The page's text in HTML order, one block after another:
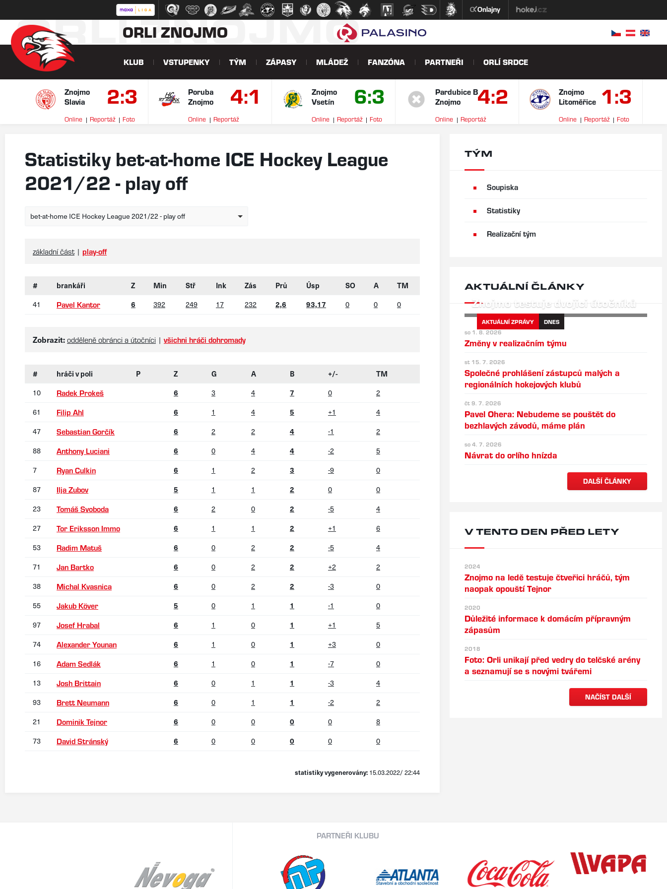
ORLI ZNOJMO
ORLI ZNOJMO
KLUB VSTUPENKY TÝM ZÁPASY MLÁDEŽ FANZÓNA PARTNEŘI ORLÍ SRDCE
Znojmo
Slavia
2:3
Online Reportáž Foto
Poruba
Znojmo
4:1
Online Reportáž
Znojmo
Vsetín
6:3
Online Reportáž Foto
Pardubice B
Znojmo
4:2
Online
Reportáž
Znojmo
Litoměřice 1:3
Online Reportáž Foto
Statistiky bet-at-home ICE Hockey League
2021/22 - play off
bet-at-home ICE Hockey League 2021/22 - play off
základní část| play-off
# brankáři Z Min Stř Ink Zás Prů Úsp SO A
TM
41
Pavel Kantor 6 392 249 17 232 2,6 93,17 0 0 0
Zobrazit:odděleně obránci a útočníci | všichni hráči dohromady
# hráči v poli P Z G A B +/-
TM
10
Radek Prokeš 6 3 4 7 0
2
61
Filip Ahl 6 1 4 5 +1
4
47
Sebastian Gorčík 6 2 2 4 -1
2
88
Anthony Luciani 6 0 4 4 -2
5
7
Ryan Culkin 6 1 2 3 -9
0
87
Ilja Zubov 5 1 1 2 0
0
23
Tomáš Svoboda 6 2 0 2 -5
4
27
Tor Eriksson Immo 6 1 1 2 +1
6
53
Radim Matuš 6 0 2 2 -5
4
71
Jan Bartko 6 0 2 2 +2
2
38
Michal Kvasnica 6 0 2 2 -3
0
55
Jakub Köver 5 0 1 1 -1
0
97
Josef Hrabal 6 1 0 1 +1
5
74
Alexander Younan 6 1 0 1 +3
0
16
Adam Sedlák 6 1 0 1 -7
0
13
Josh Brittain 6 0 1 1 -3
4
93
Brett Neumann 6 0 1 1 -2
2
21
Dominik Tejnor 6 0 0 0 0
8
73
David Stránský 6 0 0 0 0 0
statistiky vygenerovány: 15.03.2022/ 22:44
TÝM
Soupiska
Statistiky
Realizační tým
AKTUÁLNÍ ČLÁNKY
AKTUÁLNÍ ZPRÁVY DNES
Znojmo testuje dvojici útočníků
so 1. 8. 2026
Změny v realizačním týmu
st 15. 7. 2026
Společné prohlášení zástupců malých a
regionálních hokejových klubů
čt 9. 7. 2026
Pavel Ohera: Nebudeme se pouštět do
bezhlavých závodů, máme plán
so 4. 7. 2026
Návrat do orlího hnízda
DALŠÍ ČLÁNKY
V TENTO DEN PŘED LETY
2024
Znojmo na ledě testuje čtveřici hráčů, tým
naopak opouští Tejnor
2020
Důležité informace k domácím přípravným
zápasům
2018
Foto: Orli unikají před vedry do telčské arény
a seznamují se s novými tvářemi
NAČÍST DALŠÍ
PARTNEŘI KLUBU